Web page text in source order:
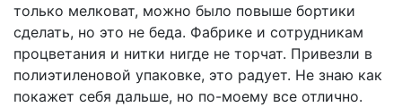
только мелковат, можно было повыше бортики
сделать, но это не беда. Фабрике и сотрудникам
процветания и нитки нигде не торчат. Привезли в
полиэтиленовой упаковке, это радует. Не знаю как
покажет себя дальше, но по-моему все отлично.